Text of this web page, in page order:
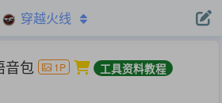
穿越火线
音包 1P
工具资料教程